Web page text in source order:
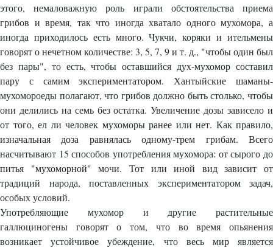
этого, немаловажную роль играли обстоятельства приема
грибов и время, так что иногда хватало одного мухомора, а
иногда приходилось есть много. Чукчи, коряки и ительмены
говорят о нечетном количестве: 3, 5, 7, 9 и т. д., "чтобы один был
без пары", то есть, чтобы оставшийся дух-мухомор составил
пару с самим экспериментатором. Хантыйские шаманы-
мухомороеды полагают, что грибов должно быть столько, чтобы
они делились на семь без остатка. Увеличение дозы зависело и
от того, ел ли человек мухоморы ранее или нет. Как правило,
изначальная доза равнялась одному-трем грибам. Всего
насчитывают 15 способов употребления мухомора: от сырого до
питья "мухоморной" мочи. Тот или иной вид зависит от
традиций народа, поставленных экспериментатором задач,
особых условий.
Употребляющие мухомор и другие растительные
галлюциногены говорят о том, что во время опьянения
возникает устойчивое убеждение, что весь мир является